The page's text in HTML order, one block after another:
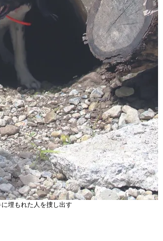
埋もれた人を捜し出す